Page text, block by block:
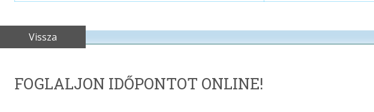
Vissza
FOGLALJON IDŐPONTOT ONLINE!